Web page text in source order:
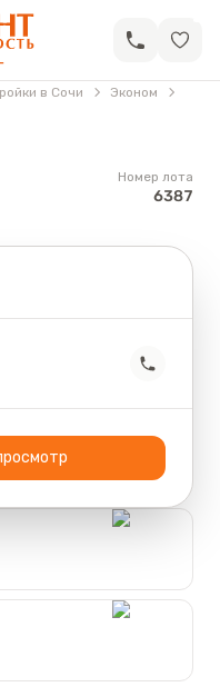
Недвижимость»
в Сочи
Эконом
Номер лота
6387